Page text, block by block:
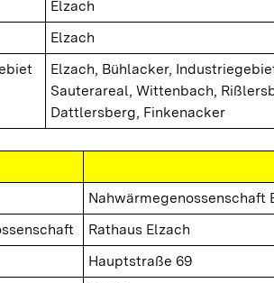
Elzach
Elzach
Elzach, Bühlacker,
Sauterareal, Wittenbach,
Dattlersberg, Finkenacker
Nahwärmegenossenschaft
Rathaus Elzach
Hauptstraße 69